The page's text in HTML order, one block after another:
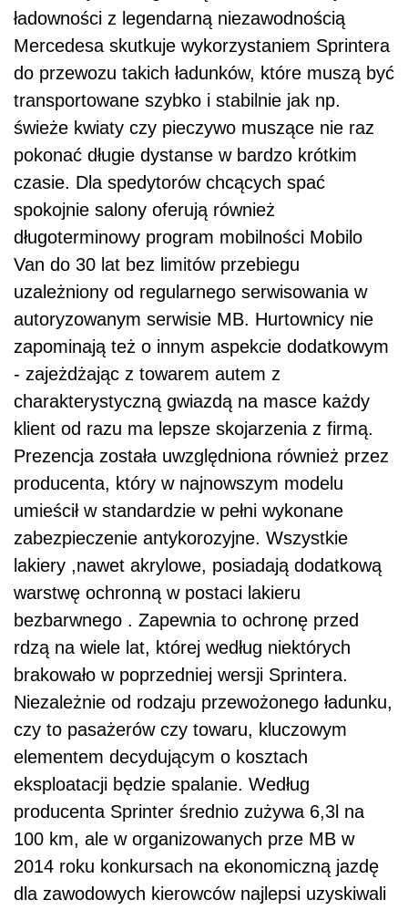
ładowności z legendarną niezawodnością
Mercedesa skutkuje wykorzystaniem Sprintera
do przewozu takich ładunków, które muszą być
transportowane szybko i stabilnie jak np.
świeże kwiaty czy pieczywo muszące nie raz
pokonać długie dystanse w bardzo krótkim
czasie. Dla spedytorów chcących spać
spokojnie salony oferują również
długoterminowy program mobilności Mobilo
Van do 30 lat bez limitów przebiegu
uzależniony od regularnego serwisowania w
autoryzowanym serwisie MB. Hurtownicy nie
zapominają też o innym aspekcie dodatkowym
- zajeżdżając z towarem autem z
charakterystyczną gwiazdą na masce każdy
klient od razu ma lepsze skojarzenia z firmą.
Prezencja została uwzględniona również przez
producenta, który w najnowszym modelu
umieścił w standardzie w pełni wykonane
zabezpieczenie antykorozyjne. Wszystkie
lakiery ,nawet akrylowe, posiadają dodatkową
warstwę ochronną w postaci lakieru
bezbarwnego . Zapewnia to ochronę przed
rdzą na wiele lat, której według niektórych
brakowało w poprzedniej wersji Sprintera.
Niezależnie od rodzaju przewożonego ładunku,
czy to pasażerów czy towaru, kluczowym
elementem decydującym o kosztach
eksploatacji będzie spalanie. Według
producenta Sprinter średnio zużywa 6,3l na
100 km, ale w organizowanych prze MB w
2014 roku konkursach na ekonomiczną jazdę
dla zawodowych kierowców najlepsi uzyskiwali